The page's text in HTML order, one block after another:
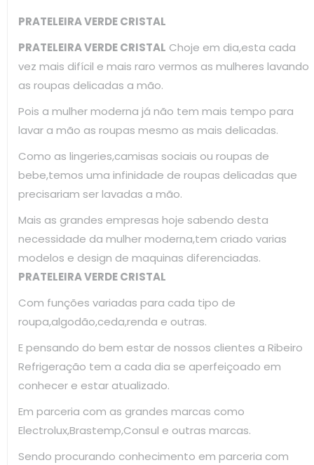
PRATELEIRA VERDE CRISTAL
PRATELEIRA VERDE CRISTAL Choje em dia,esta cada
vez mais difícil e mais raro vermos as mulheres lavando
as roupas delicadas a mão.
Pois a mulher moderna já não tem mais tempo para
lavar a mão as roupas mesmo as mais delicadas.
Como as lingeries,camisas sociais ou roupas de
bebe,temos uma infinidade de roupas delicadas que
precisariam ser lavadas a mão.
Mais as grandes empresas hoje sabendo desta
necessidade da mulher moderna,tem criado varias
modelos e design de maquinas diferenciadas.
PRATELEIRA VERDE CRISTAL
Com funções variadas para cada tipo de
roupa,algodão,ceda,renda e outras.
E pensando do bem estar de nossos clientes a Ribeiro
Refrigeração tem a cada dia se aperfeiçoado em
conhecer e estar atualizado.
Em parceria com as grandes marcas como
Electrolux,Brastemp,Consul e outras marcas.
Sendo procurando conhecimento em parceria com